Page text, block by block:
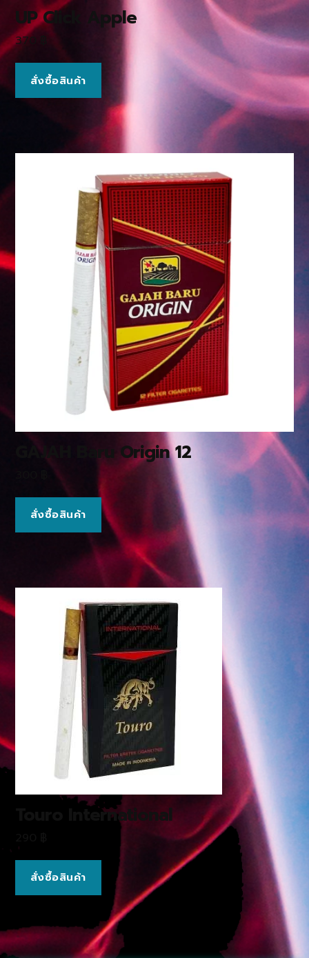
UP Click Apple
370
สั่งซื้อสินค้า
GAJAH Baru Origin 12
สั่งซื้อสินค้า
Touro International
สั่งซื้อสินค้า